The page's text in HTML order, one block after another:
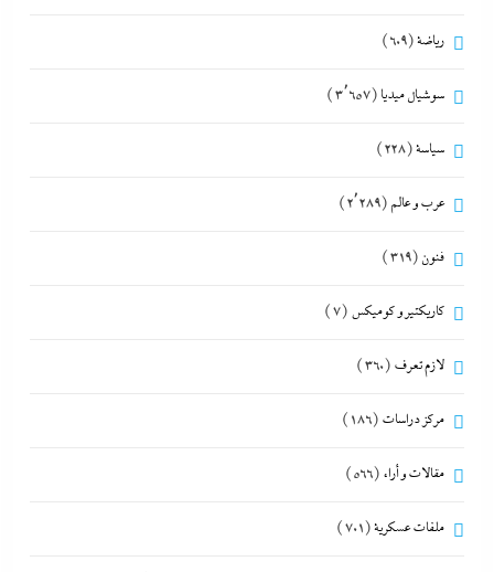
رياضة(609)
سوشيال ميديا (3٬657)
سياسة(228)
عرب و عالم (2٬289)
فنون (319)
كاريكتير و كوميكس (7)
لازم تعرف (360)
مركز دراسات (186)
مقالات و أراء (566)
ملفات عسكرية(701)